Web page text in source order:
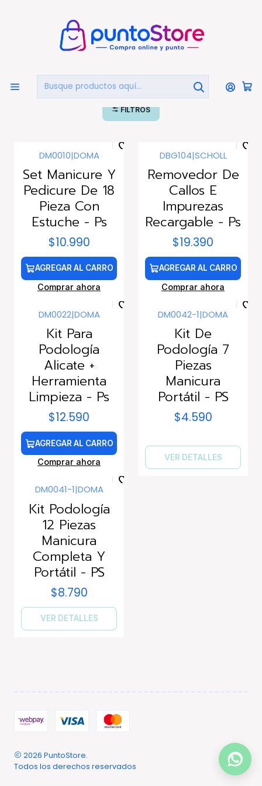
HOGAR Y DECORACIÓN Belleza Y Cuidado Personal
Set de Manicure
Set de Manicure
FILTROS
DM0010|DOMA
Set Manicure Y
Pedicure De 18
Pieza Con
Estuche - Ps
$10.990
AGREGAR AL CARRO
Comprar ahora
DBG104|SCHOLL
Removedor De
Callos E
Impurezas
Recargable - Ps
$19.390
AGREGAR AL CARRO
Comprar ahora
DM0022|DOMA
Kit Para
Podología
Alicate +
Herramienta
Limpieza - Ps
$12.590
AGREGAR AL CARRO
Comprar ahora
DM0042-1|DOMA
Kit De
Podología 7
Piezas
Manicura
Portátil - PS
$4.590
VER DETALLES
DM0041-1|DOMA
Kit Podología
12 Piezas
Manicura
Completa Y
Portátil - PS
$8.790
VER DETALLES
2026 PuntoStore.
Todos los derechos reservados